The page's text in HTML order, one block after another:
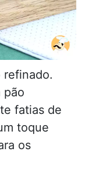
pão
fatias de
toque
os